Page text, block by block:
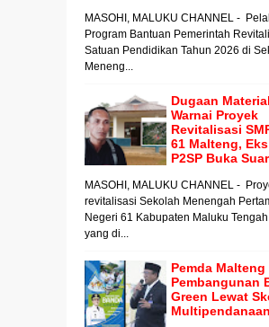
MASOHI, MALUKU CHANNEL -
Program Bantuan Pemerintah
Satuan Pendidikan Tahun 2026 di
Meneng...
Dugaan
Warnai Proyek
Revitalisasi
61 Malteng,
P2SP Buka
MASOHI, MALUKU CHANNEL -
revitalisasi Sekolah Menengah
Negeri 61 Kabupaten Maluku
yang di...
Pemda
Pembangunan
Green Lewat
Multipendanaan